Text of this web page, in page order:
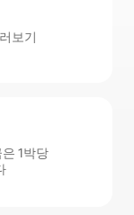
보기
1박당